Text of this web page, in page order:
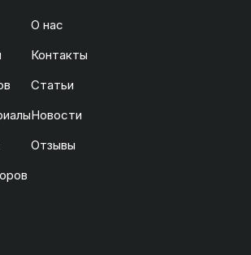
О нас
Контакты
Статьи
Новости
Отзывы